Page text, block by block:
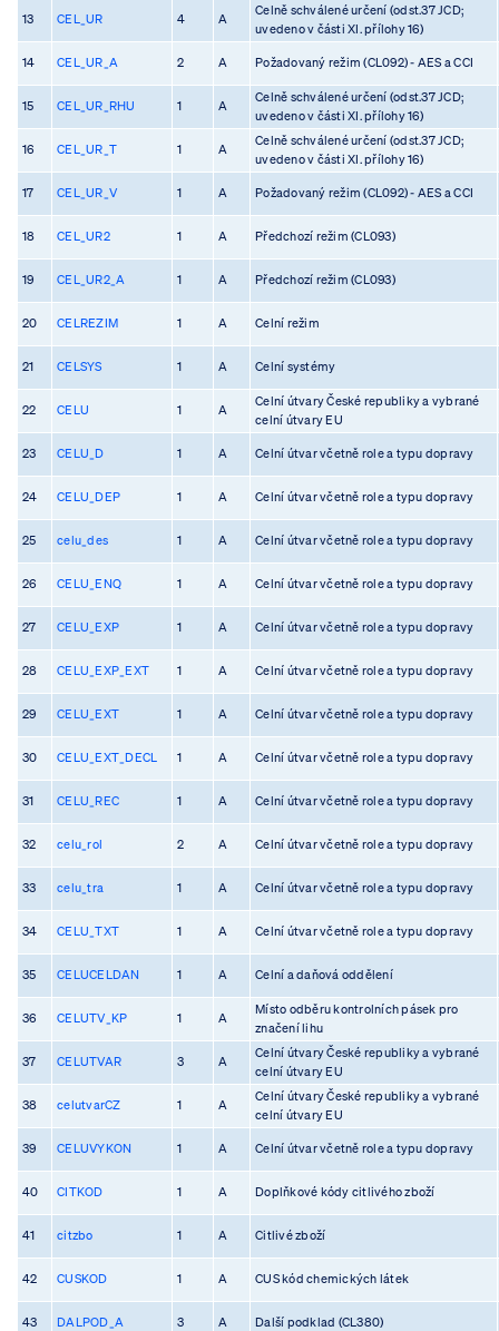
13 CEL_UR 4 A
Celně schválené určení (odst.37 JCD;
uvedeno v části XI. přílohy 16)
14 CEL_UR_A 2 A Požadovaný režim (CL092) - AES a CCI
15 CEL_UR_RHU 1 A
Celně schválené určení (odst.37 JCD;
uvedeno v části XI. přílohy 16)
16 CEL_UR_T 1 A
Celně schválené určení (odst.37 JCD;
uvedeno v části XI. přílohy 16)
17 CEL_UR_V 1 A Požadovaný režim (CL092) - AES a CCI
18 CEL_UR2 1 A Předchozí režim (CL093)
19 CEL_UR2_A 1 A Předchozí režim (CL093)
20 CELREZIM 1 A Celní režim
21 CELSYS 1 A Celní systémy
22 CELU 1 A
Celní útvary České republiky a vybrané
celní útvary EU
23 CELU_D 1 A Celní útvar včetně role a typu dopravy
24 CELU_DEP 1 A Celní útvar včetně role a typu dopravy
25 celu_des 1 A Celní útvar včetně role a typu dopravy
26 CELU_ENQ 1 A Celní útvar včetně role a typu dopravy
27 CELU_EXP 1 A Celní útvar včetně role a typu dopravy
28 CELU_EXP_EXT 1 A Celní útvar včetně role a typu dopravy
29 CELU_EXT 1 A Celní útvar včetně role a typu dopravy
30 CELU_EXT_DECL 1 A Celní útvar včetně role a typu dopravy
31 CELU_REC 1 A Celní útvar včetně role a typu dopravy
32 celu_rol 2 A Celní útvar včetně role a typu dopravy
33 celu_tra 1 A Celní útvar včetně role a typu dopravy
34 CELU_TXT 1 A Celní útvar včetně role a typu dopravy
35 CELUCELDAN 1 A Celní a daňová oddělení
36 CELUTV_KP 1 A
Místo odběru kontrolních pásek pro
značení lihu
37 CELUTVAR 3 A
Celní útvary České republiky a vybrané
celní útvary EU
38 celutvarCZ 1 A
Celní útvary České republiky a vybrané
celní útvary EU
39 CELUVYKON 1 A Celní útvar včetně role a typu dopravy
40 CITKOD 1 A Doplňkové kódy citlivého zboží
41 citzbo 1 A Citlivé zboží
42 CUSKOD 1 A CUS kód chemických látek
43 DALPOD_A 3 A Další podklad (CL380)